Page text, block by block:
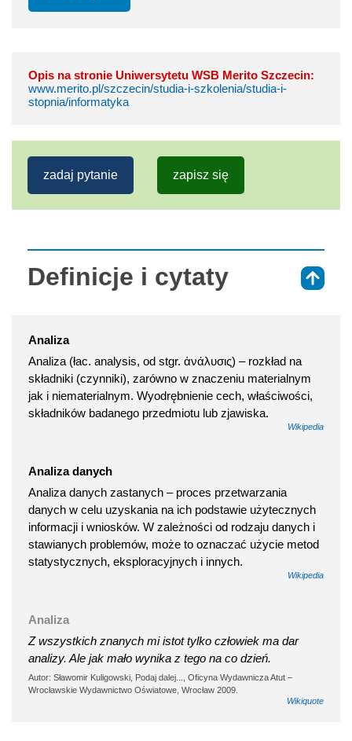
Opis na stronie Uniwersytetu WSB Merito Szczecin:
www.merito.pl/szczecin/studia-i-szkolenia/studia-i-
stopnia/informatyka
zadaj pytanie zapisz się
Definicje i cytaty
Analiza
Analiza (łac. analysis, od stgr. ἀνάλυσις) – rozkład na
składniki (czynniki), zarówno w znaczeniu materialnym
jak i niematerialnym. Wyodrębnienie cech, właściwości,
składników badanego przedmiotu lub zjawiska.
Wikipedia
Analiza danych
Analiza danych zastanych – proces przetwarzania
danych w celu uzyskania na ich podstawie użytecznych
informacji i wniosków. W zależności od rodzaju danych i
stawianych problemów, może to oznaczać użycie metod
statystycznych, eksploracyjnych i innych.
Wikipedia
Analiza
Z wszystkich znanych mi istot tylko człowiek ma dar
analizy. Ale jak mało wynika z tego na co dzień.
Autor: Sławomir Kuligowski, Podaj dalej..., Oficyna Wydawnicza Atut –
Wrocławskie Wydawnictwo Oświatowe, Wrocław 2009.
Wikiquote